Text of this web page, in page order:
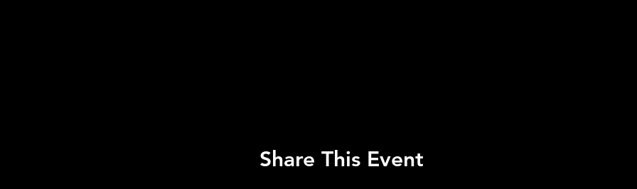
Share This Event